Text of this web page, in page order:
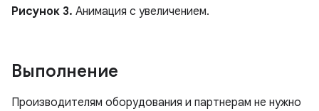
Рисунок 3. Анимация с увеличением.
Выполнение
Производителям оборудования и партнерам не нужно